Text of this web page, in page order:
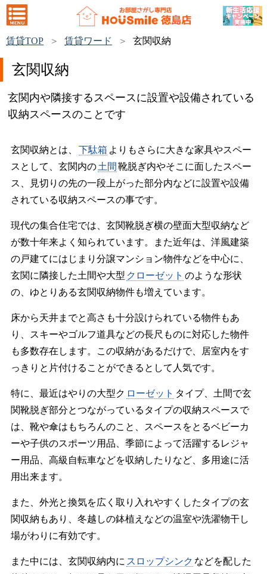
賃貸TOP 賃貸ワード 玄関収納
玄関収納
玄関内や隣接するスペースに設置や設備されている
収納スペースのことです
玄関収納とは、 下駄箱 よりもさらに大きな家具やスペー
スとして、玄関内の土間 靴脱ぎ内やそこに面したスペー
ス、見切りの先の一段上がった部分内などに設置や設備
されている収納スペースの事です。
現代の集合住宅では、玄関靴脱ぎ横の壁面大型収納など
が数十年来よく知られています。また近年は、洋風建築
の戸建てにはじまり分譲マンション物件などを中心に、
玄関に隣接した土間や大型 クローゼット のような形状
の、ゆとりある玄関収納物件も増えています。
床から天井までと高さも十分設けられている物件もあ
り、スキーやゴルフ道具などの長尺ものに対応した物件
も多数存在します。この収納があるだけで、居室内をす
っきりと片付けることができるとして人気です。
特に、最近はやりの大型ク ローゼット タイプ、土間で玄
関靴脱ぎ部分とつながっているタイプの収納スペースで
は、靴や傘はもちろんのこと、スペースをとるベビーカ
ーや子供のスポーツ用品、季節によって活躍するレジャ
ー用品、高級自転車などを収納したりなど、多用途に活
用出来ます。
また、外光と換気を広く取り入れやすくしたタイプの玄
関収納もあり、冬越しの鉢植えなどの温室や洗濯物干し
場がわりに有効です。
また中には、玄関収納内に スロップシンク などを配した